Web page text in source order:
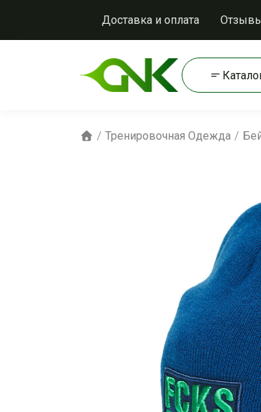
Доставка и оплата
Тренировочная Одежда